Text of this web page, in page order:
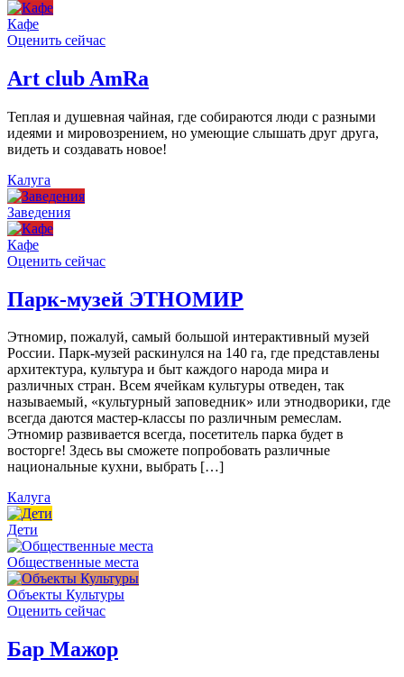
Кафе
Оценить сейчас
Art сlub AmRa
Теплая и душевная чайная, где собираются люди с разными
идеями и мировозрением, но умеющие слышать друг друга,
видеть и создавать новое!
Калуга
Заведения
Кафе
Оценить сейчас
Парк-музей ЭТНОМИР
Этномир, пожалуй, самый большой интерактивный музей
России. Парк-музей раскинулся на 140 га, где представлены
архитектура, культура и быт каждого народа мира и
различных стран. Всем ячейкам культуры отведен, так
называемый, «культурный заповедник» или этнодворики, где
всегда даются мастер-классы по различным ремеслам.
Этномир развивается всегда, посетитель парка будет в
восторге! Здесь вы сможете попробовать различные
национальные кухни, выбрать […]
Калуга
Дети
Общественные места
Объекты Культуры
Оценить сейчас
Бар Мажор